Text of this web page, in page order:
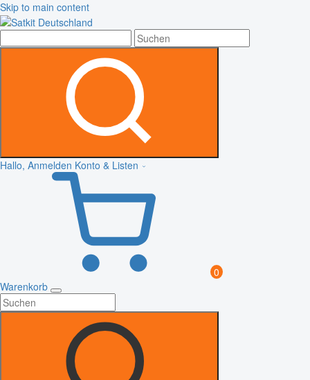
Skip to main content
Hallo, Anmelden Konto & Listen
0
Warenkorb